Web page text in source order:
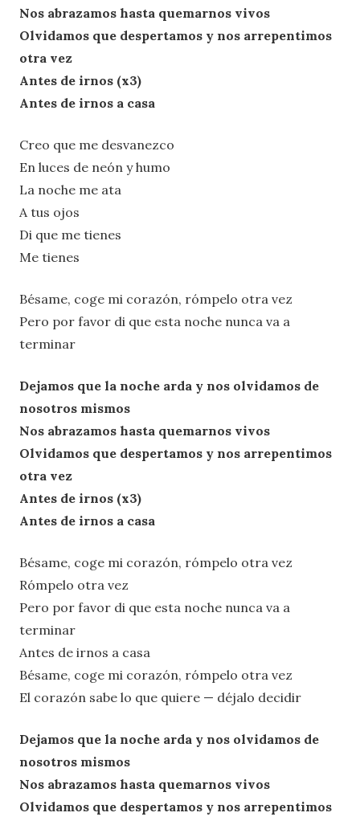
Nos abrazamos hasta quemarnos vivos
Olvidamos que despertamos y nos arrepentimos
otra vez
Antes de irnos (x3)
Antes de irnos a casa
Creo que me desvanezco
En luces de neón y humo
La noche me ata
A tus ojos
Di que me tienes
Me tienes
Bésame, coge mi corazón, rómpelo otra vez
Pero por favor di que esta noche nunca va a
terminar
Dejamos que la noche arda y nos olvidamos de
nosotros mismos
Nos abrazamos hasta quemarnos vivos
Olvidamos que despertamos y nos arrepentimos
otra vez
Antes de irnos (x3)
Antes de irnos a casa
Bésame, coge mi corazón, rómpelo otra vez
Rómpelo otra vez
Pero por favor di que esta noche nunca va a
terminar
Antes de irnos a casa
Bésame, coge mi corazón, rómpelo otra vez
El corazón sabe lo que quiere — déjalo decidir
Dejamos que la noche arda y nos olvidamos de
nosotros mismos
Nos abrazamos hasta quemarnos vivos
Olvidamos que despertamos y nos arrepentimos